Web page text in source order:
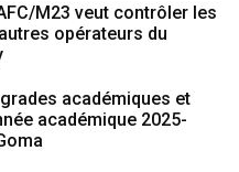
M23 veut contrôler les
opérateurs du
académiques et
académique 2025-